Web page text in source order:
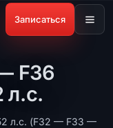
Записаться
F36
л.с.
л.с. (F32 — F33 —